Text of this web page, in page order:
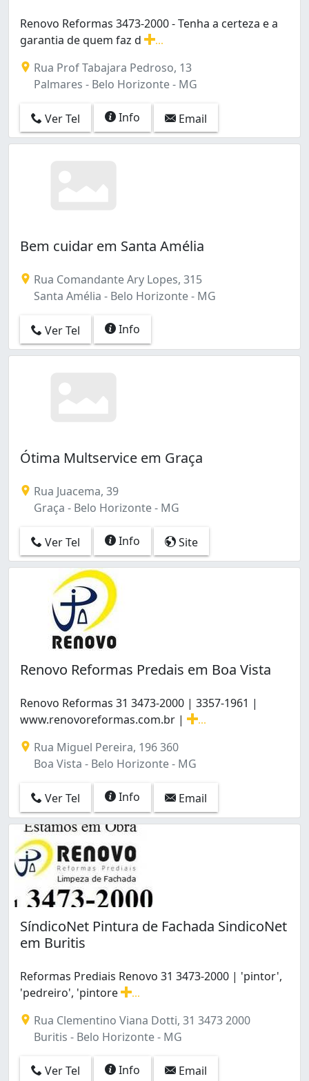
Renovo Reformas 3473-2000 - Tenha a certeza e a
garantia de quem faz d
Rua Prof Tabajara Pedroso, 13
Palmares - Belo Horizonte - MG
Ver Tel Info Email
Bem cuidar em Santa Amélia
Rua Comandante Ary Lopes, 315
Santa Amélia - Belo Horizonte - MG
Ver Tel Info
Ótima Multservice em Graça
Rua Juacema, 39
Graça - Belo Horizonte - MG
Ver Tel Info Site
Renovo Reformas Predais em Boa Vista
Renovo Reformas 31 3473-2000 | 3357-1961 |
www.renovoreformas.com.br |
Rua Miguel Pereira, 196 360
Boa Vista - Belo Horizonte - MG
Ver Tel Info Email
SíndicoNet Pintura de Fachada SindicoNet
em Buritis
Reformas Prediais Renovo 31 3473-2000 | 'pintor',
'pedreiro', 'pintore
Rua Clementino Viana Dotti, 31 3473 2000
Buritis - Belo Horizonte - MG
Ver Tel Info Email